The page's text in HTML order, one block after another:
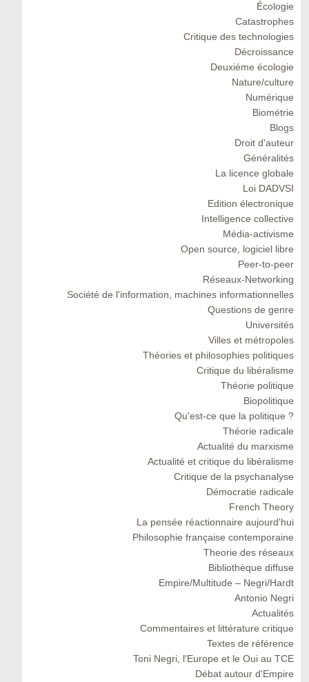
Écologie
Catastrophes
Critique des technologies
Décroissance
Deuxiéme écologie
Nature/culture
Numérique
Biométrie
Blogs
Droit d'auteur
Généralités
La licence globale
Loi DADVSI
Edition électronique
Intelligence collective
Média-activisme
Open source, logiciel libre
Peer-to-peer
Réseaux-Networking
Société de l'information, machines informationnelles
Questions de genre
Universités
Villes et métropoles
Théories et philosophies politiques
Critique du libéralisme
Théorie politique
Biopolitique
Qu'est-ce que la politique ?
Théorie radicale
Actualité du marxisme
Actualité et critique du libéralisme
Critique de la psychanalyse
Démocratie radicale
French Theory
La pensée réactionnaire aujourd'hui
Philosophie française contemporaine
Theorie des réseaux
Bibliothèque diffuse
Empire/Multitude – Negri/Hardt
Antonio Negri
Actualités
Commentaires et littérature critique
Textes de référence
Toni Negri, l'Europe et le Oui au TCE
Débat autour d'Empire